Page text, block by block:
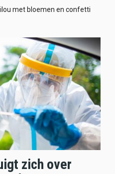
met bloemen en confetti
zich over